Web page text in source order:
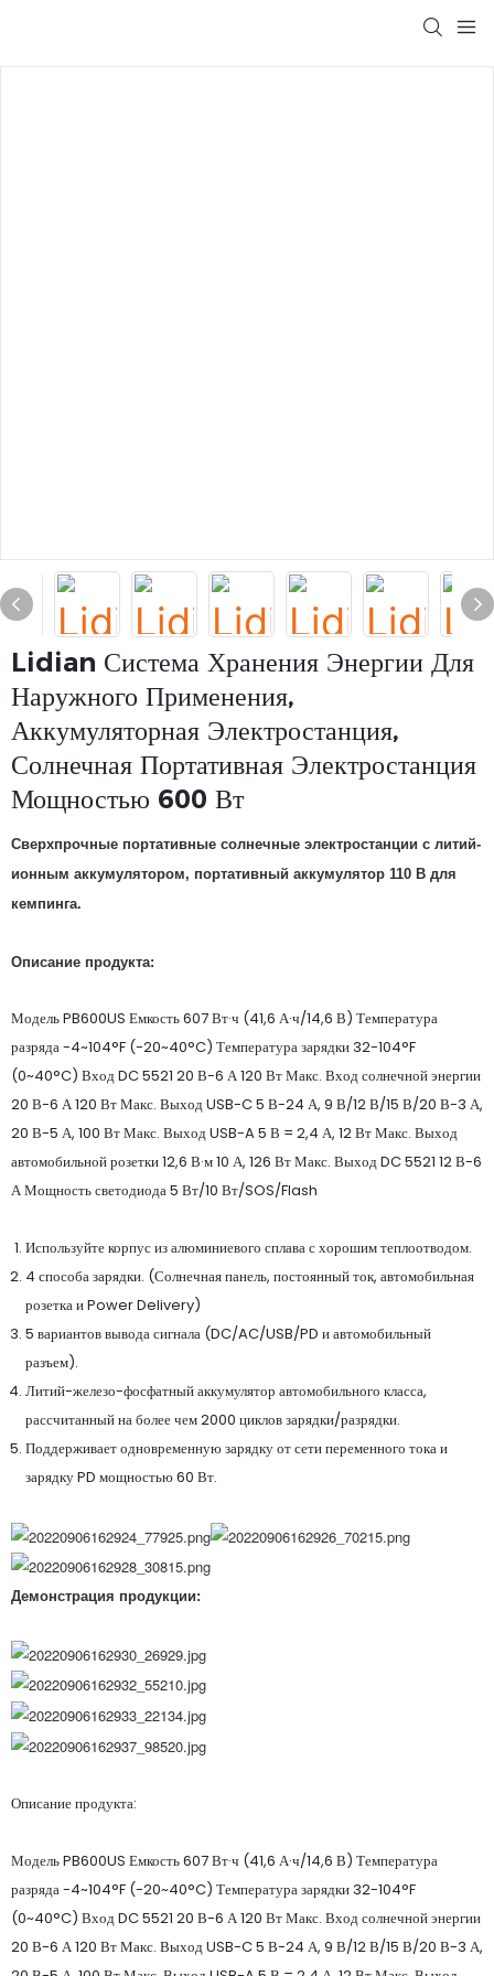
Lidian Система Хранения Энергии Для
Наружного Применения,
Аккумуляторная Электростанция,
Солнечная Портативная Электростанция
Мощностью 600 Вт
Сверхпрочные портативные солнечные электростанции с литий-
ионным аккумулятором, портативный аккумулятор 110 В для
кемпинга.
Описание продукта:
Модель PB600US Емкость 607 Вт·ч (41,6 А·ч/14,6 В) Температура
разряда -4~104°F (-20~40°C) Температура зарядки 32-104°F
(0~40°C) Вход DC 5521 20 В-6 А 120 Вт Макс. Вход солнечной энергии
20 В-6 А 120 Вт Макс. Выход USB-C 5 В-24 А, 9 В/12 В/15 В/20 В-3 А,
20 В-5 А, 100 Вт Макс. Выход USB-A 5 В = 2,4 А, 12 Вт Макс. Выход
автомобильной розетки 12,6 В·м 10 А, 126 Вт Макс. Выход DC 5521 12 В-6
А Мощность светодиода 5 Вт/10 Вт/SOS/Flash
Используйте корпус из алюминиевого сплава с хорошим теплоотводом.
4 способа зарядки. (Солнечная панель, постоянный ток, автомобильная
розетка и Power Delivery)
5 вариантов вывода сигнала (DC/AC/USB/PD и автомобильный
разъем).
Литий-железо-фосфатный аккумулятор автомобильного класса,
рассчитанный на более чем 2000 циклов зарядки/разрядки.
Поддерживает одновременную зарядку от сети переменного тока и
зарядку PD мощностью 60 Вт.
Демонстрация продукции:
Описание продукта:
Модель PB600US Емкость 607 Вт·ч (41,6 А·ч/14,6 В) Температура
разряда -4~104°F (-20~40°C) Температура зарядки 32-104°F
(0~40°C) Вход DC 5521 20 В-6 А 120 Вт Макс. Вход солнечной энергии
20 В-6 А 120 Вт Макс. Выход USB-C 5 В-24 А, 9 В/12 В/15 В/20 В-3 А,